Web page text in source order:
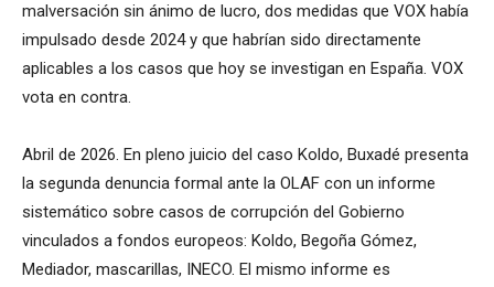
malversación sin ánimo de lucro, dos medidas que VOX había
impulsado desde 2024 y que habrían sido directamente
aplicables a los casos que hoy se investigan en España. VOX
vota en contra.
Abril de 2026. En pleno juicio del caso Koldo, Buxadé presenta
la segunda denuncia formal ante la OLAF con un informe
sistemático sobre casos de corrupción del Gobierno
vinculados a fondos europeos: Koldo, Begoña Gómez,
Mediador, mascarillas, INECO. El mismo informe es